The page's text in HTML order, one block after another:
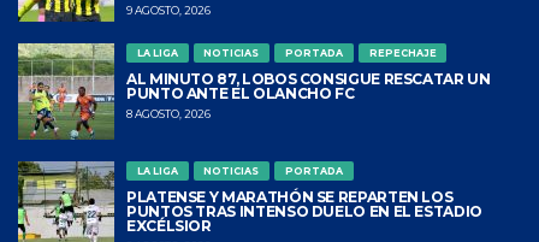
9 AGOSTO, 2026
LA LIGA NOTICIAS PORTADA REPECHAJE
AL MINUTO 87, LOBOS CONSIGUE RESCATAR UN
PUNTO ANTE EL OLANCHO FC
8 AGOSTO, 2026
LA LIGA NOTICIAS PORTADA
PLATENSE Y MARATHÓN SE REPARTEN LOS
PUNTOS TRAS INTENSO DUELO EN EL ESTADIO
EXCÉLSIOR